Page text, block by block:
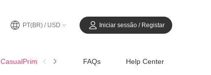
PT(BR) / USD Iniciar sessão / Registar
CasualPrimavera-Verão FAQs Help Center